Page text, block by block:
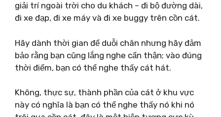
giải trí ngoài trời cho du khách – đi bộ đường dài,
đi xe đạp, đi xe máy và đi xe buggy trên cồn cát.
Hãy dành thời gian để duỗi chân nhưng hãy đảm
bảo rằng bạn cũng lắng nghe cẩn thận; vào đúng
thời điểm, bạn có thể nghe thấy cát hát.
Không, thực sự, thành phần của cát ở khu vực
này có nghĩa là bạn có thể nghe thấy nó khi nó